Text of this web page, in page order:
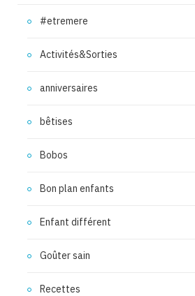
#etremere
Activités&Sorties
anniversaires
bêtises
Bobos
Bon plan enfants
Enfant différent
Goûter sain
Recettes